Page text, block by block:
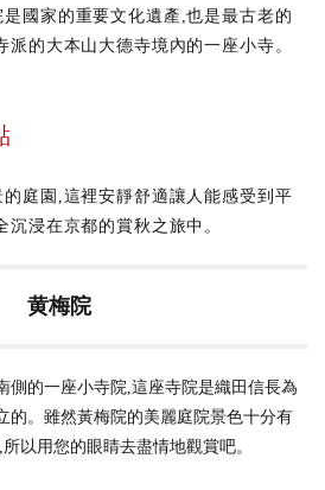
國家的重要文化遺產,也是最古老的
的大本山大德寺境內的一座小寺。
庭園,這裡安靜舒適讓人能感受到平
浸在京都的賞秋之旅中。
黄梅院
側的一座小寺院,這座寺院是織田信長為
的。雖然黃梅院的美麗庭院景色十分有
以用您的眼睛去盡情地觀賞吧。